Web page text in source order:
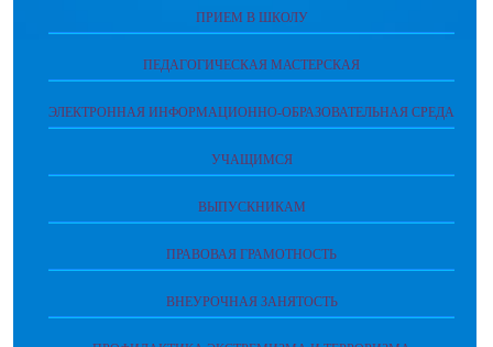
ПРИЕМ В ШКОЛУ
ПЕДАГОГИЧЕСКАЯ МАСТЕРСКАЯ
ЭЛЕКТРОННАЯ ИНФОРМАЦИОННО-ОБРАЗОВАТЕЛЬНАЯ СРЕДА
УЧАЩИМСЯ
ВЫПУСКНИКАМ
ПРАВОВАЯ ГРАМОТНОСТЬ
ВНЕУРОЧНАЯ ЗАНЯТОСТЬ